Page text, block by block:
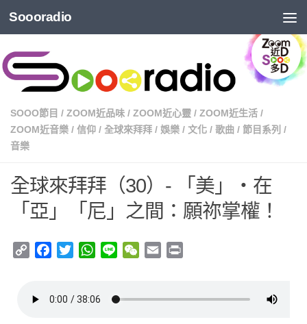
Soooradio
SOOO節目 / ZOOM近品味 / ZOOM近心靈 / ZOOM近生活 /
ZOOM近音樂 / 信仰 / 全球來拜拜 / 娛樂 / 文化 / 歌曲 / 節目系列 /
音樂
全球來拜拜（30）- 「美」・在
「亞」「尼」之間：願祢掌權！
Copy
Facebook
TwitterWhatsApp
Line WeChat
Email